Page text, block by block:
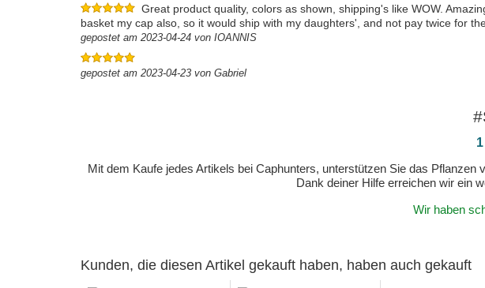
Great product quality, colors as shown, shipping's like WOW.
basket my cap also, so it would ship with my daughters', and not pay twice for
gepostet am 2023-04-24 von IOANNIS
gepostet am 2023-04-23 von Gabriel
Mit dem Kaufe jedes Artikels bei Caphunters, unterstützen Sie das
Dank deiner Hilfe erreichen wir ein
Wir haben
Kunden, die diesen Artikel gekauft haben, haben auch gekauft